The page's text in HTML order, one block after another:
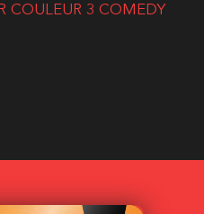
COULEUR 3 COMEDY